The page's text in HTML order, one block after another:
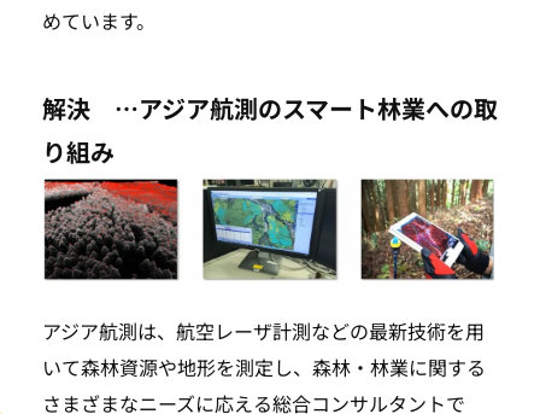
めています。
解決 …アジア航測のスマート林業への取
り組み
アジア航測は、航空レーザ計測などの最新技術を用
いて森林資源や地形を測定し、森林・林業に関する
さまざまなニーズに応える総合コンサルタントで